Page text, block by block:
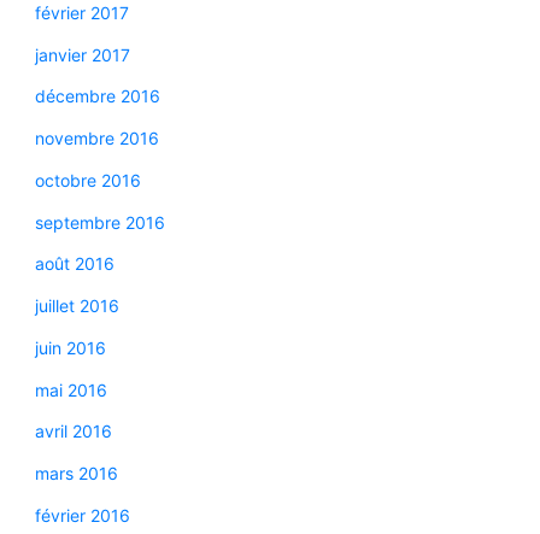
février 2017
janvier 2017
décembre 2016
novembre 2016
octobre 2016
septembre 2016
août 2016
juillet 2016
juin 2016
mai 2016
avril 2016
mars 2016
février 2016